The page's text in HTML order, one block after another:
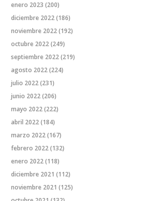
enero 2023 (200)
diciembre 2022(186)
noviembre 2022(192)
octubre 2022(249)
septiembre 2022(219)
agosto 2022(224)
julio 2022(231)
junio 2022(206)
mayo 2022(222)
abril 2022(184)
marzo 2022(167)
febrero 2022(132)
enero 2022(118)
diciembre 2021 (112)
noviembre 2021 (125)